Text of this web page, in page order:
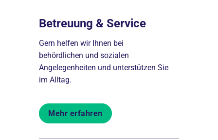
Betreuung & Service
Gern helfen wir Ihnen bei
behördlichen und sozialen
Angelegenheiten und unterstützen Sie
im Alltag.
Mehr erfahren